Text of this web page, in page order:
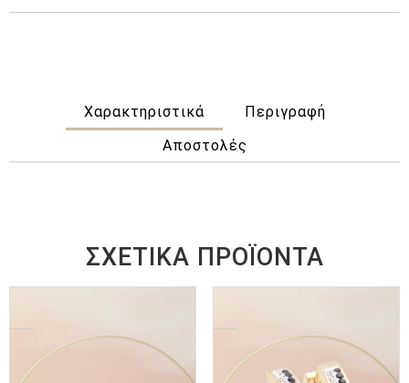
Χαρακτηριστικά
Περιγραφή
Αποστολές
ΣΧΕΤΙΚΆ ΠΡΟΪΌΝΤΑ